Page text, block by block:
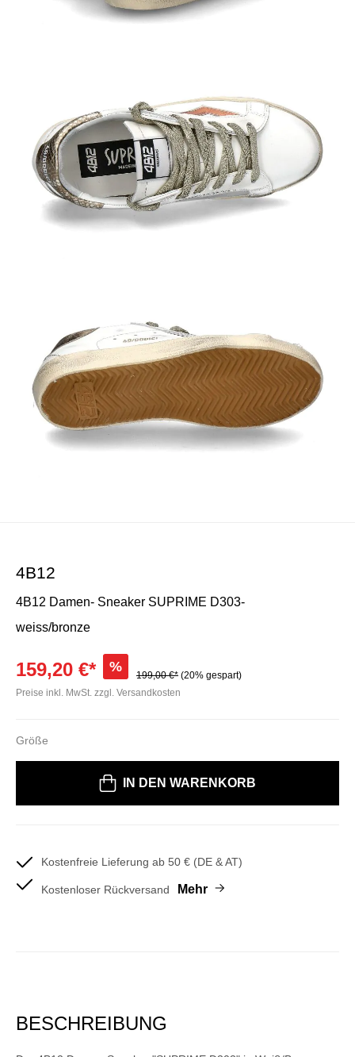
4B12
4B12 Damen- Sneaker SUPRIME D303-
weiss/bronze
159,20 €* %
199,00 €* (20% gespart)
Preise inkl. MwSt. zzgl. Versandkosten
Größe
IN DEN WARENKORB
Kostenfreie Lieferung ab 50 € (DE & AT)
Kostenloser Rückversand Mehr
BESCHREIBUNG